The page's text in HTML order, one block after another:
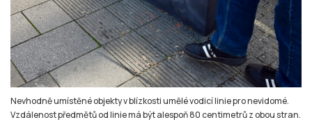
Nevhodně umístěné objekty v blízkosti umělé vodicí linie pro nevidomé.
Vzdálenost předmětů od linie má být alespoň 80 centimetrů z obou stran.